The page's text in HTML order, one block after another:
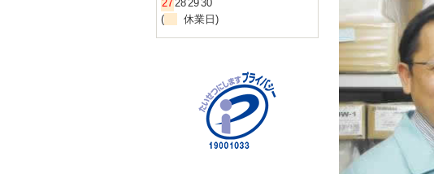
27282930
(
休業日)